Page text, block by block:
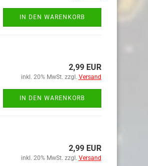
IN DEN WARENKORB
2,99 EUR
inkl. 20% MwSt. zzgl. Versand
IN DEN WARENKORB
2,99 EUR
inkl. 20% MwSt. zzgl. Versand